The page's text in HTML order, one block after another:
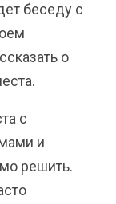
беседу с
о
с
и
решить.